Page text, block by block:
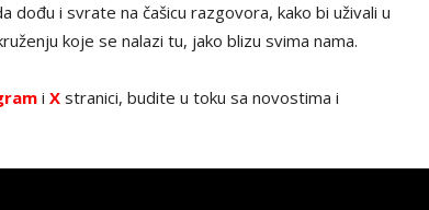
i svrate na čašicu razgovora, kako bi uživali u
koje se nalazi tu, jako blizu svima nama.
i X stranici, budite u toku sa novostima i